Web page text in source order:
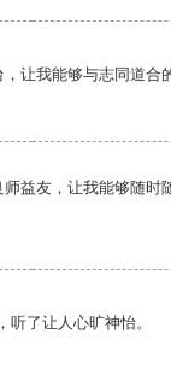
让我能够与志同道合
益友，让我能够随时
了让人心旷神怡。